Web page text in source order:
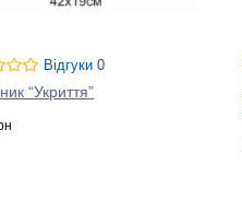
Відгуки 0
“Укриття”